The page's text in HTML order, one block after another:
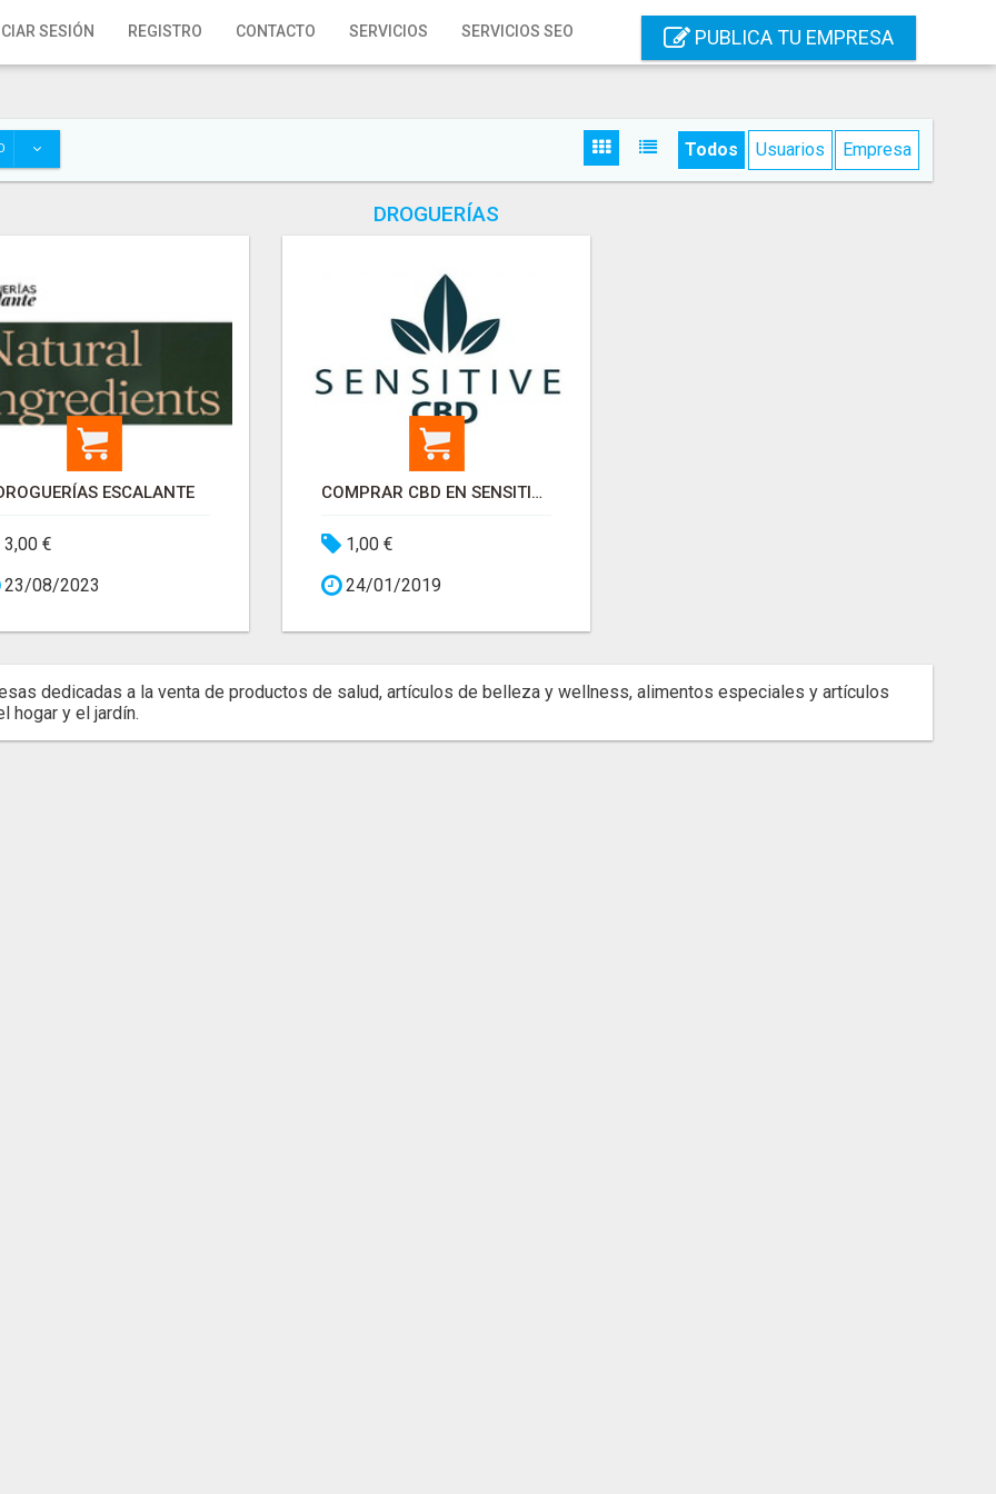
SESIÓN REGISTRO CONTACTO SERVICIOS SERVICIOS SEO PUBLICA TU EMPRESA
Todos Usuarios Empresa
DROGUERÍAS
ESCALANTE
3,00 €
23/08/2023
COMPRAR CBD EN SENSITIVECBD
1,00 €
24/01/2019
dedicadas a la venta de productos de salud, artículos de belleza y wellness, alimentos especiales y artículos
hogar y el jardín.